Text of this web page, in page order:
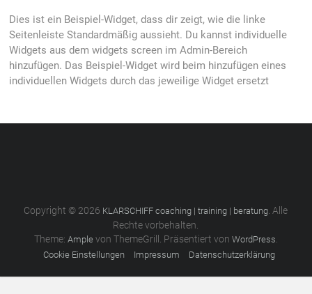
Dies ist ein Beispiel-Widget, dass dir zeigt, wie die linke
Seitenleiste Standardmäßig aussieht. Du kannst individuelle
Widgets aus dem widgets screen im Admin-Bereich
hinzufügen. Das Beispiel-Widget wird beim hinzufügen eines
individuellen Widgets durch das jeweilige Widget ersetzt
Copyright © 2026 KLARSCHIFF coaching | training | beratung . Alle
Rechte vorbehalten.
Theme: Amplevon ThemeGrill. Präsentiert von WordPress
Cookie Einstellungen Impressum Datenschutzerklärung